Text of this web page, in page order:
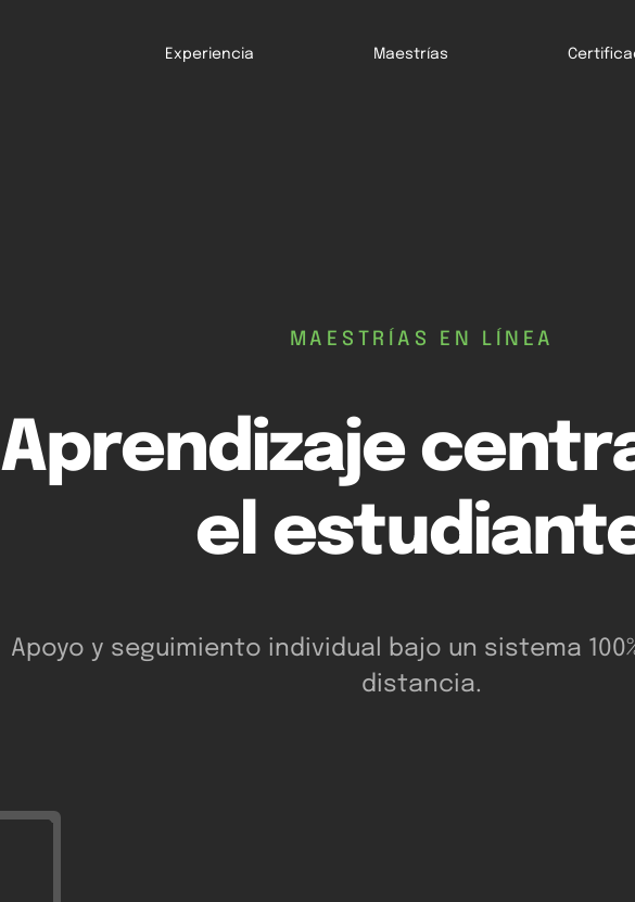
Experiencia Maestrías
MAESTRÍAS EN LÍNEA
Aprendizaje
el
Apoyo y seguimiento individual bajo un sistema
distancia.